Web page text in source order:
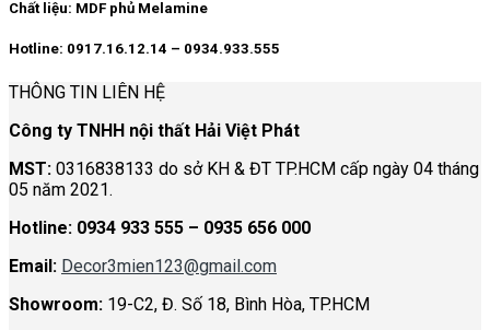
Chất liệu: MDF phủ Melamine
Hotline: 0917.16.12.14 – 0934.933.555
THÔNG TIN LIÊN HỆ
Công ty TNHH nội thất Hải Việt Phát
MST: 0316838133 do sở KH & ĐT TP.HCM cấp ngày 04 tháng
05 năm 2021.
Hotline: 0934 933 555 – 0935 656 000
Email: Decor3mien123@gmail.com
Showroom: 19-C2, Đ. Số 18, Bình Hòa, TP.HCM